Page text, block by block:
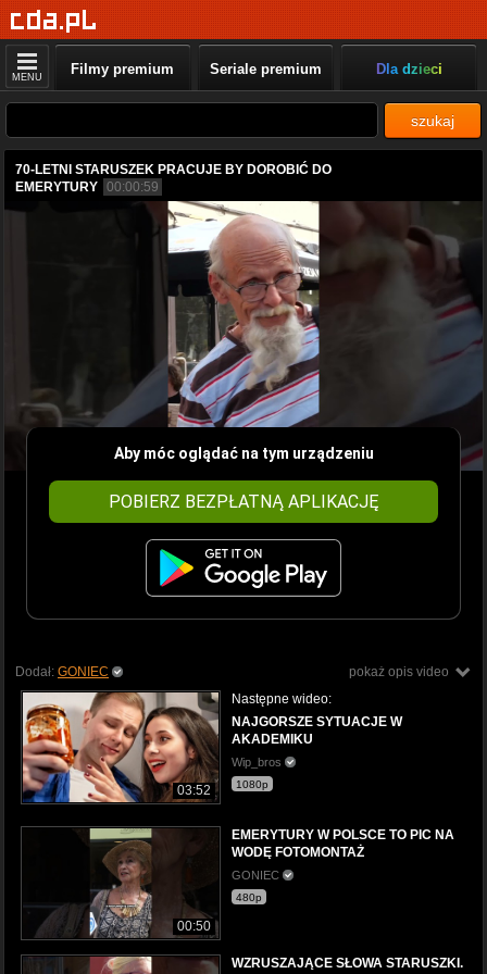
MENU Filmy premium Seriale premium Dla dzieci
szukaj
70-LETNI STARUSZEK PRACUJE BY DOROBIĆ DO
EMERYTURY 00:00:59
Aby móc oglądać na tym urządzeniu
POBIERZ BEZPŁATNĄ APLIKACJĘ
pokaż opis video
Dodał: GONIEC
03:52
Następne wideo:
NAJGORSZE SYTUACJE W
AKADEMIKU
Wip_bros
1080p
00:50
EMERYTURY W POLSCE TO PIC NA
WODĘ FOTOMONTAŻ
GONIEC
480p
WZRUSZAJĄCE SŁOWA STARUSZKI.